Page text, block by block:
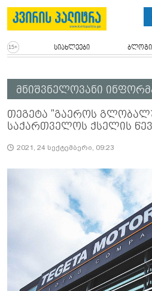
სიახლეები
მნიშვნელოვანი
თეგეტა "გაეროს
საქართველოს ქსელის
2021, 24 სექტემბერი, 09:23